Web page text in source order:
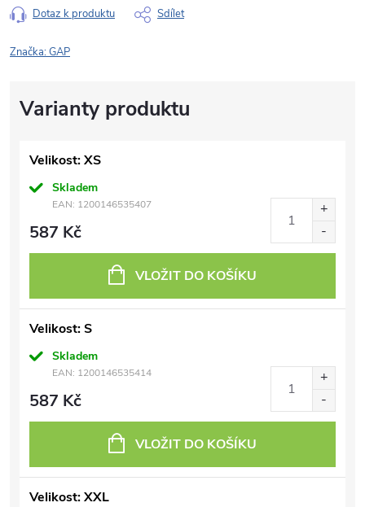
Dotaz k produktu Sdílet
Značka:GAP
Velikost: XS
Skladem
EAN: 1200146535407
587 Kč
VLOŽIT DO KOŠÍKU
Velikost: S
Skladem
EAN: 1200146535414
587 Kč
VLOŽIT DO KOŠÍKU
Velikost: XXL